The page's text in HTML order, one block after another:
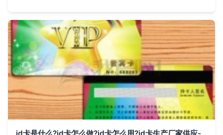
id卡是什么?id卡怎么做?id卡怎么用?id卡生产厂家供应-射频卡-智能卡-安防、防护、消防-产品-国际企业网